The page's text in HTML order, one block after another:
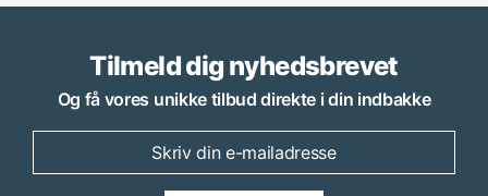
Tilmeld dig nyhedsbrevet
Og få vores unikke tilbud direkte i din indbakke